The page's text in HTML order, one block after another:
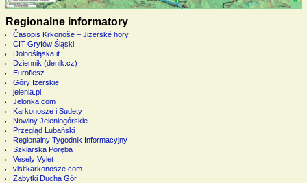
Regionalne informatory
Časopis Krkonoše – Jizerské hory
CIT Gryfów Śląski
Dolnośląska it
Dziennik (denik.cz)
Euroflesz
Góry Izerskie
jelenia.pl
Jelonka.com
Karkonosze i Sudety
Nowiny Jeleniogórskie
Przegląd Lubański
Regionalny Tygodnik Informacyjny
Szklarska Poręba
Vesely Vylet
visitkarkonosze.com
Zabytki Ducha Gór